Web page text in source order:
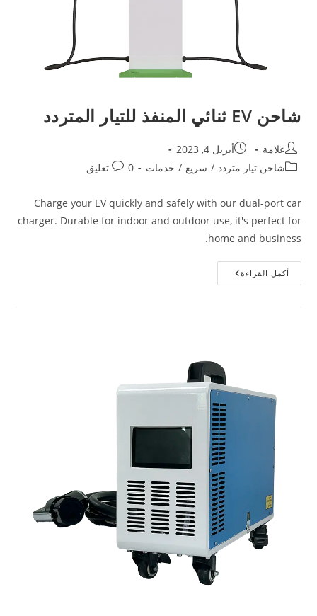
شاحن EV ثنائي المنفذ للتيار المتردد
علامة
أبريل 4, 2023
شاحن تيار متردد / سريع / خدمات 0 تعليق
Charge your EV quickly and safely with our dual-port car
charger. Durable for indoor and outdoor use, it's perfect for
home and business.
أكمل القراءة